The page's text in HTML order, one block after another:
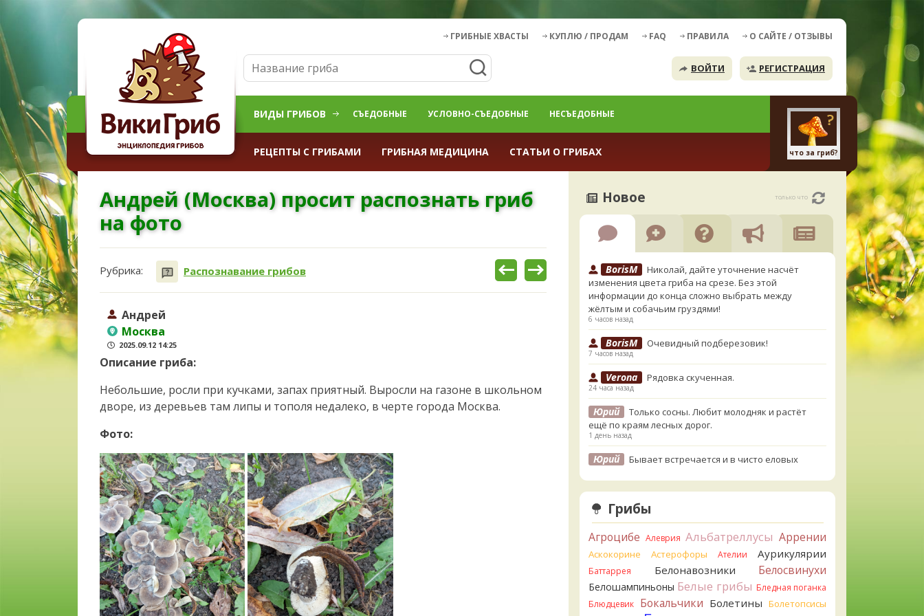
ГРИБНЫЕ ХВАСТЫ КУПЛЮ / ПРОДАМ FAQ ПРАВИЛА О САЙТЕ / ОТЗЫВЫ
ВОЙТИ РЕГИСТРАЦИЯ
ВИДЫ ГРИБОВ СЪЕДОБНЫЕ УСЛОВНО-СЪЕДОБНЫЕ НЕСЪЕДОБНЫЕ
РЕЦЕПТЫ С ГРИБАМИ ГРИБНАЯ МЕДИЦИНА СТАТЬИ О ГРИБАХ что за гриб?
Андрей (Москва) просит распознать гриб
на фото
Рубрика: Распознавание грибов
Андрей
Москва
2025.09.12 14:25
Описание гриба:
Небольшие, росли при кучками, запах приятный. Выросли на газоне в школьном
дворе, из деревьев там липы и тополя недалеко, в черте города Москва.
Фото:
Новое только что
BorisM
Николай, дайте уточнение насчёт
изменения цвета гриба на срезе. Без этой
информации до конца сложно выбрать между
жёлтым и собачьим груздями!
6 часов назад
BorisM Очевидный подберезовик!
7 часов назад
Verona Рядовка скученная.
24 часа назад
Юрий
Только сосны. Любит молодняк и растёт
ещё по краям лесных дорог.
1 день назад
Юрий
Бывает встречается и в чисто еловых
Katya20 Зарлдыш мухомора.
Katya20 Навозник.
Verona Скорее всего он.
2 дня назад
Грибы
Агроцибе Алеврия Альбатреллусы Аррении
Аскокорине Астерофоры Ателии Аурикулярии
Баттаррея Белонавозники Белосвинухи
Белошампиньоны Белые грибы Бледная поганка
Блюдцевик
Бокальчики Болетины Болетопсисы